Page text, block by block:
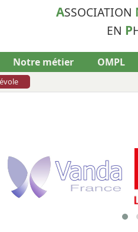
ASSOCIATION
EN P
Notre métier OMPL